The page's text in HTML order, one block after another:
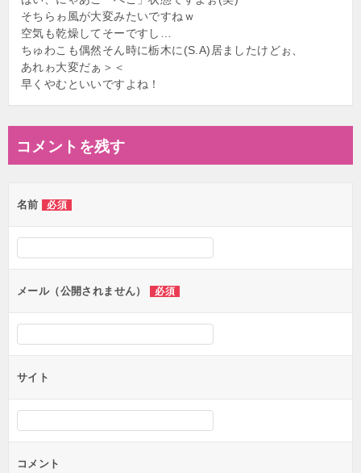
そちらゎ風が大変みたいですねｗ
空気も乾燥してそーですし…
ちゅわこも偶然そん時に栃木に(S.A)居ましたけどぉ、
あれゎ大変だぁ＞＜
早くやむといいですよね！
コメントを残す
名前 必須
メール（公開されません） 必須
サイト
コメント